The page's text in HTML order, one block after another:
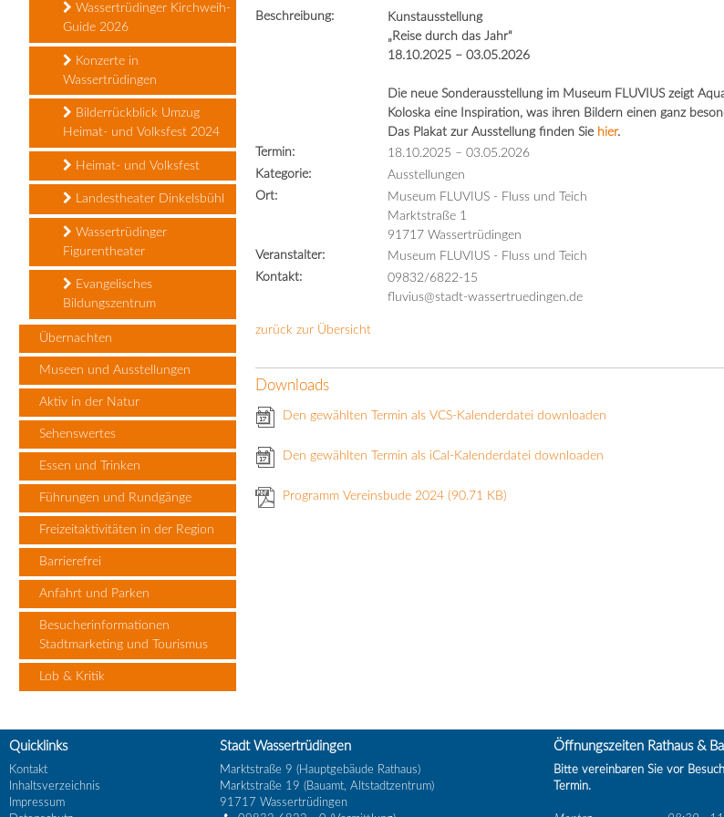
Wassertrüdinger Kirchweih-
Guide 2026
Konzerte in
Wassertrüdingen
Bilderrückblick Umzug
Heimat- und Volksfest 2024
Heimat- und Volksfest
Landestheater Dinkelsbühl
Wassertrüdinger
Figurentheater
Evangelisches
Bildungszentrum
Übernachten
Museen und Ausstellungen
Aktiv in der Natur
Sehenswertes
Essen und Trinken
Führungen und Rundgänge
Freizeitaktivitäten in der Region
Barrierefrei
Anfahrt und Parken
Besucherinformationen
Stadtmarketing und Tourismus
Lob & Kritik
Beschreibung:
Kunstausstellung
„Reise durch das Jahr“
18.10.2025 – 03.05.2026
Die neue Sonderausstellung im Museum FLUVIUS zeigt
Koloska eine Inspiration, was ihren Bildern einen ganz
Das Plakat zur Ausstellung finden Sie hier.
Termin:
18.10.2025 – 03.05.2026
Kategorie:
Ausstellungen
Ort:
Museum FLUVIUS - Fluss und Teich
Marktstraße 1
91717 Wassertrüdingen
Veranstalter:
Museum FLUVIUS - Fluss und Teich
Kontakt:
09832/6822-15
fluvius@stadt-wassertruedingen.de
zurück zur Übersicht
Downloads
Den gewählten Termin als VCS-Kalenderdatei downloaden
Den gewählten Termin als iCal-Kalenderdatei downloaden
Programm Vereinsbude 2024 (90.71 KB)
Quicklinks
Kontakt
Inhaltsverzeichnis
Impressum
Stadt Wassertrüdingen
Marktstraße 9 (Hauptgebäude Rathaus)
Marktstraße 19 (Bauamt, Altstadtzentrum)
91717 Wassertrüdingen
Öffnungszeiten Rathaus &
Bitte vereinbaren Sie vor
Termin.